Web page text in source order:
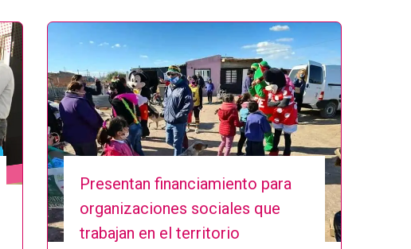
Presentan financiamiento para
organizaciones sociales que
trabajan en el territorio